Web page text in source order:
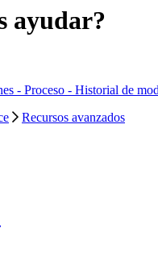
ayudar?
- Proceso - Historial de
Recursos avanzados